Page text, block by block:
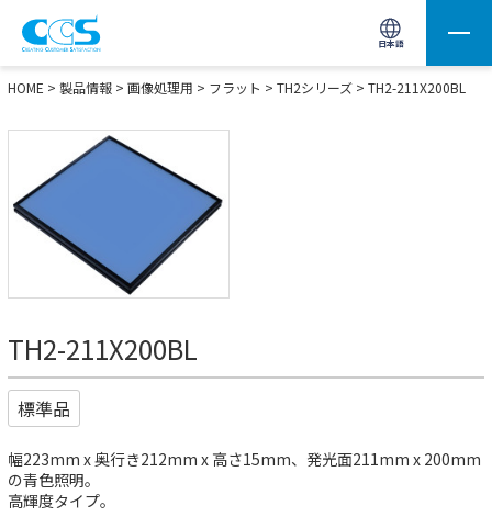
日本語
画像処理用の製品検索 サイト内検索(Enterで実行)
HOME > 製品情報 > 画像処理用 > フラット > TH2シリーズ > TH2-211X200BL
TH2-211X200BL
標準品
幅223mm x 奥行き212mm x 高さ15mm、発光面211mm x 200mm
の青色照明。
高輝度タイプ。